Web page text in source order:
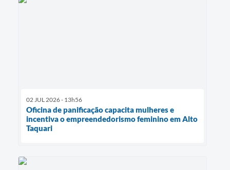
02 JUL 2026 - 13h56
Oficina de panificação capacita mulheres e
incentiva o empreendedorismo feminino em Alto
Taquari